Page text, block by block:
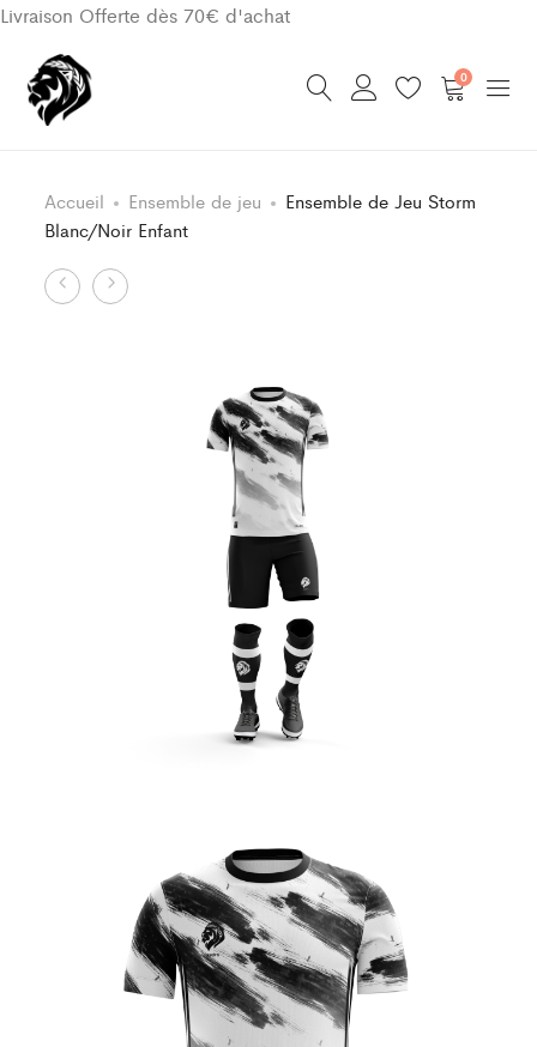
Livraison Offerte dès 70€ d'achat
0
Accueil Ensemble de jeu
Ensemble de Jeu Storm
Blanc/Noir Enfant
Product
Ensemble
Violet/Blanc
PERFORMANCE
Ensemble
Blanc/Noir